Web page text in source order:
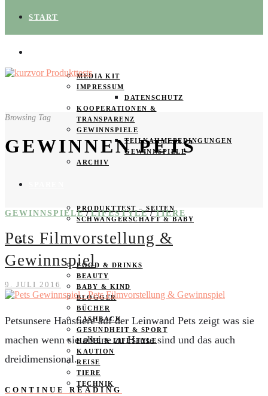
START
MEDIA KIT
IMPRESSUM
DATENSCHUTZ
KOOPERATIONEN &
TRANSPARENZ
GEWINNSPIELE
TEILNAHMEBEDINGUNGEN
GEWINNSPIELE
ARCHIV
PRODUKTTEST – SEITEN
SCHWANGERSCHAFT & BABY
PRODUKTTESTER GESUCHT
FOOD & DRINKS
BEAUTY
BABY & KIND
BLOGGER
BÜCHER
CASHBACK
GESUNDHEIT & SPORT
HOME & LIFESTYLE
KAUTION
REISE
TIERE
TECHNIK
Browsing Tag
GEWINNEN PETS
GEWINNSPIELE / LIFESTYLE / TIERE
Pets Filmvorstellung &
Gewinnspiel
9. JULI 2016
Petsunsere Haustiere auf der Leinwand Pets zeigt was sie
machen wenn sie alleine zu Hause sind und das auch
dreidimensional.
CONTINUE READING